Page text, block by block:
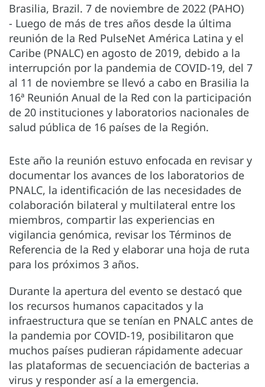
Brasilia, Brazil. 7 de noviembre de 2022 (PAHO)
- Luego de más de tres años desde la última
reunión de la Red PulseNet América Latina y el
Caribe (PNALC) en agosto de 2019, debido a la
interrupción por la pandemia de COVID-19, del 7
al 11 de noviembre se llevó a cabo en Brasilia la
16ª Reunión Anual de la Red con la participación
de 20 instituciones y laboratorios nacionales de
salud pública de 16 países de la Región.
Este año la reunión estuvo enfocada en revisar y
documentar los avances de los laboratorios de
PNALC, la identificación de las necesidades de
colaboración bilateral y multilateral entre los
miembros, compartir las experiencias en
vigilancia genómica, revisar los Términos de
Referencia de la Red y elaborar una hoja de ruta
para los próximos 3 años.
Durante la apertura del evento se destacó que
los recursos humanos capacitados y la
infraestructura que se tenían en PNALC antes de
la pandemia por COVID-19, posibilitaron que
muchos países pudieran rápidamente adecuar
las plataformas de secuenciación de bacterias a
virus y responder así a la emergencia.